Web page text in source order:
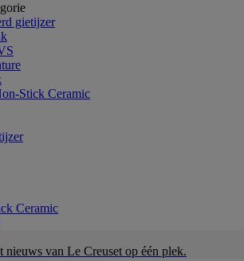
gietijzer
Stick Ceramic
Ceramic
nieuws van Le Creuset op één plek.